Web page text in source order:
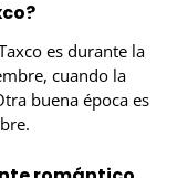
es durante la
cuando la
buena época es